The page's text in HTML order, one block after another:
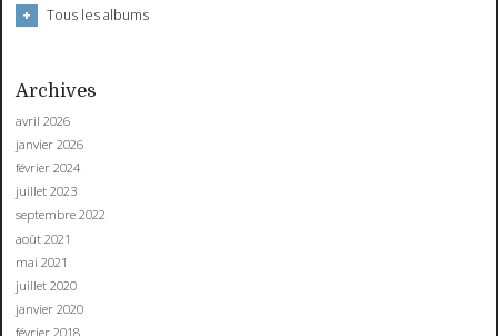
Tous les albums
Archives
avril 2026
janvier 2026
février 2024
juillet 2023
septembre 2022
août 2021
mai 2021
juillet 2020
janvier 2020
février 2018